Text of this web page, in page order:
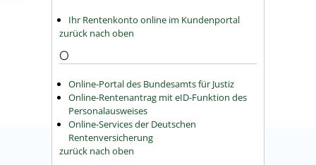
Ihr Rentenkonto online im Kundenportal
zurück nach oben
O
Online-Portal des Bundesamts für Justiz
Online-Rentenantrag mit eID-Funktion des
Personalausweises
Online-Services der Deutschen
Rentenversicherung
zurück nach oben